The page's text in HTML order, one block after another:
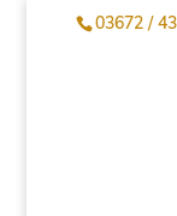
03672 /